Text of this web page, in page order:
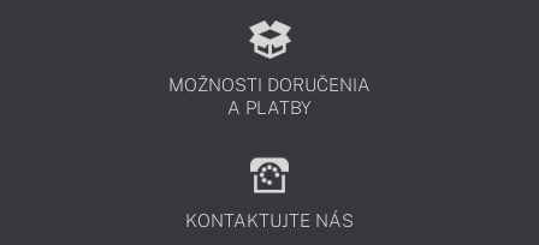
MOŽNOSTI DORUČENIA
A PLATBY
KONTAKTUJTE NÁS